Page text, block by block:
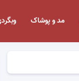
مد و پوشاک